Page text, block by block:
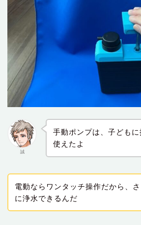
誠
手動ポンプは、子ども
使えたよ
電動ならワンタッチ操作だから、
に浄水できるんだ